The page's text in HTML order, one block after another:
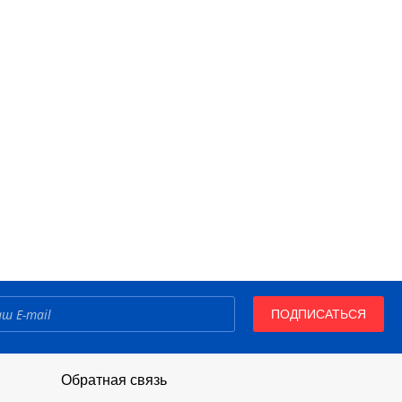
ПОДПИСАТЬСЯ
Обратная связь